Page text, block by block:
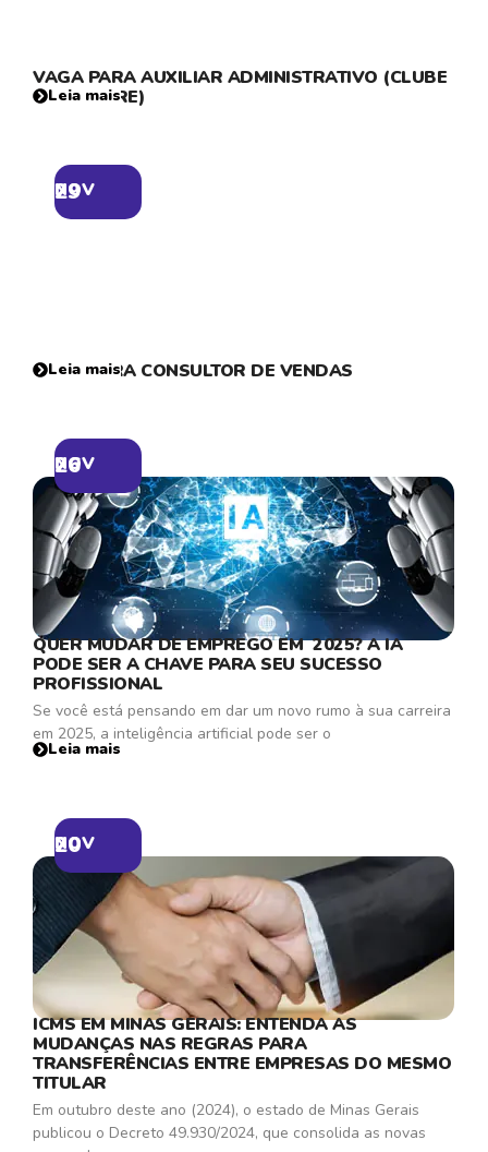
VAGA PARA AUXILIAR ADMINISTRATIVO (CLUBE
CAMPESTRE)
Leia mais
29
NOV
VAGA PARA CONSULTOR DE VENDAS
Leia mais
26
NOV
QUER MUDAR DE EMPREGO EM 2025? A IA
PODE SER A CHAVE PARA SEU SUCESSO
PROFISSIONAL
Se você está pensando em dar um novo rumo à sua carreira
em 2025, a inteligência artificial pode ser o
Leia mais
20
NOV
ICMS EM MINAS GERAIS: ENTENDA AS
MUDANÇAS NAS REGRAS PARA
TRANSFERÊNCIAS ENTRE EMPRESAS DO MESMO
TITULAR
Em outubro deste ano (2024), o estado de Minas Gerais
publicou o Decreto 49.930/2024, que consolida as novas